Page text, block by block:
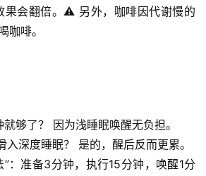
果会翻倍。⚠️ 另外，咖啡因代谢慢的
咖啡。
够了？
因为浅睡眠唤醒无负担。
深度睡眠？
是的，醒后反而更累。
”：准备3分钟，执行15分钟，唤醒1分